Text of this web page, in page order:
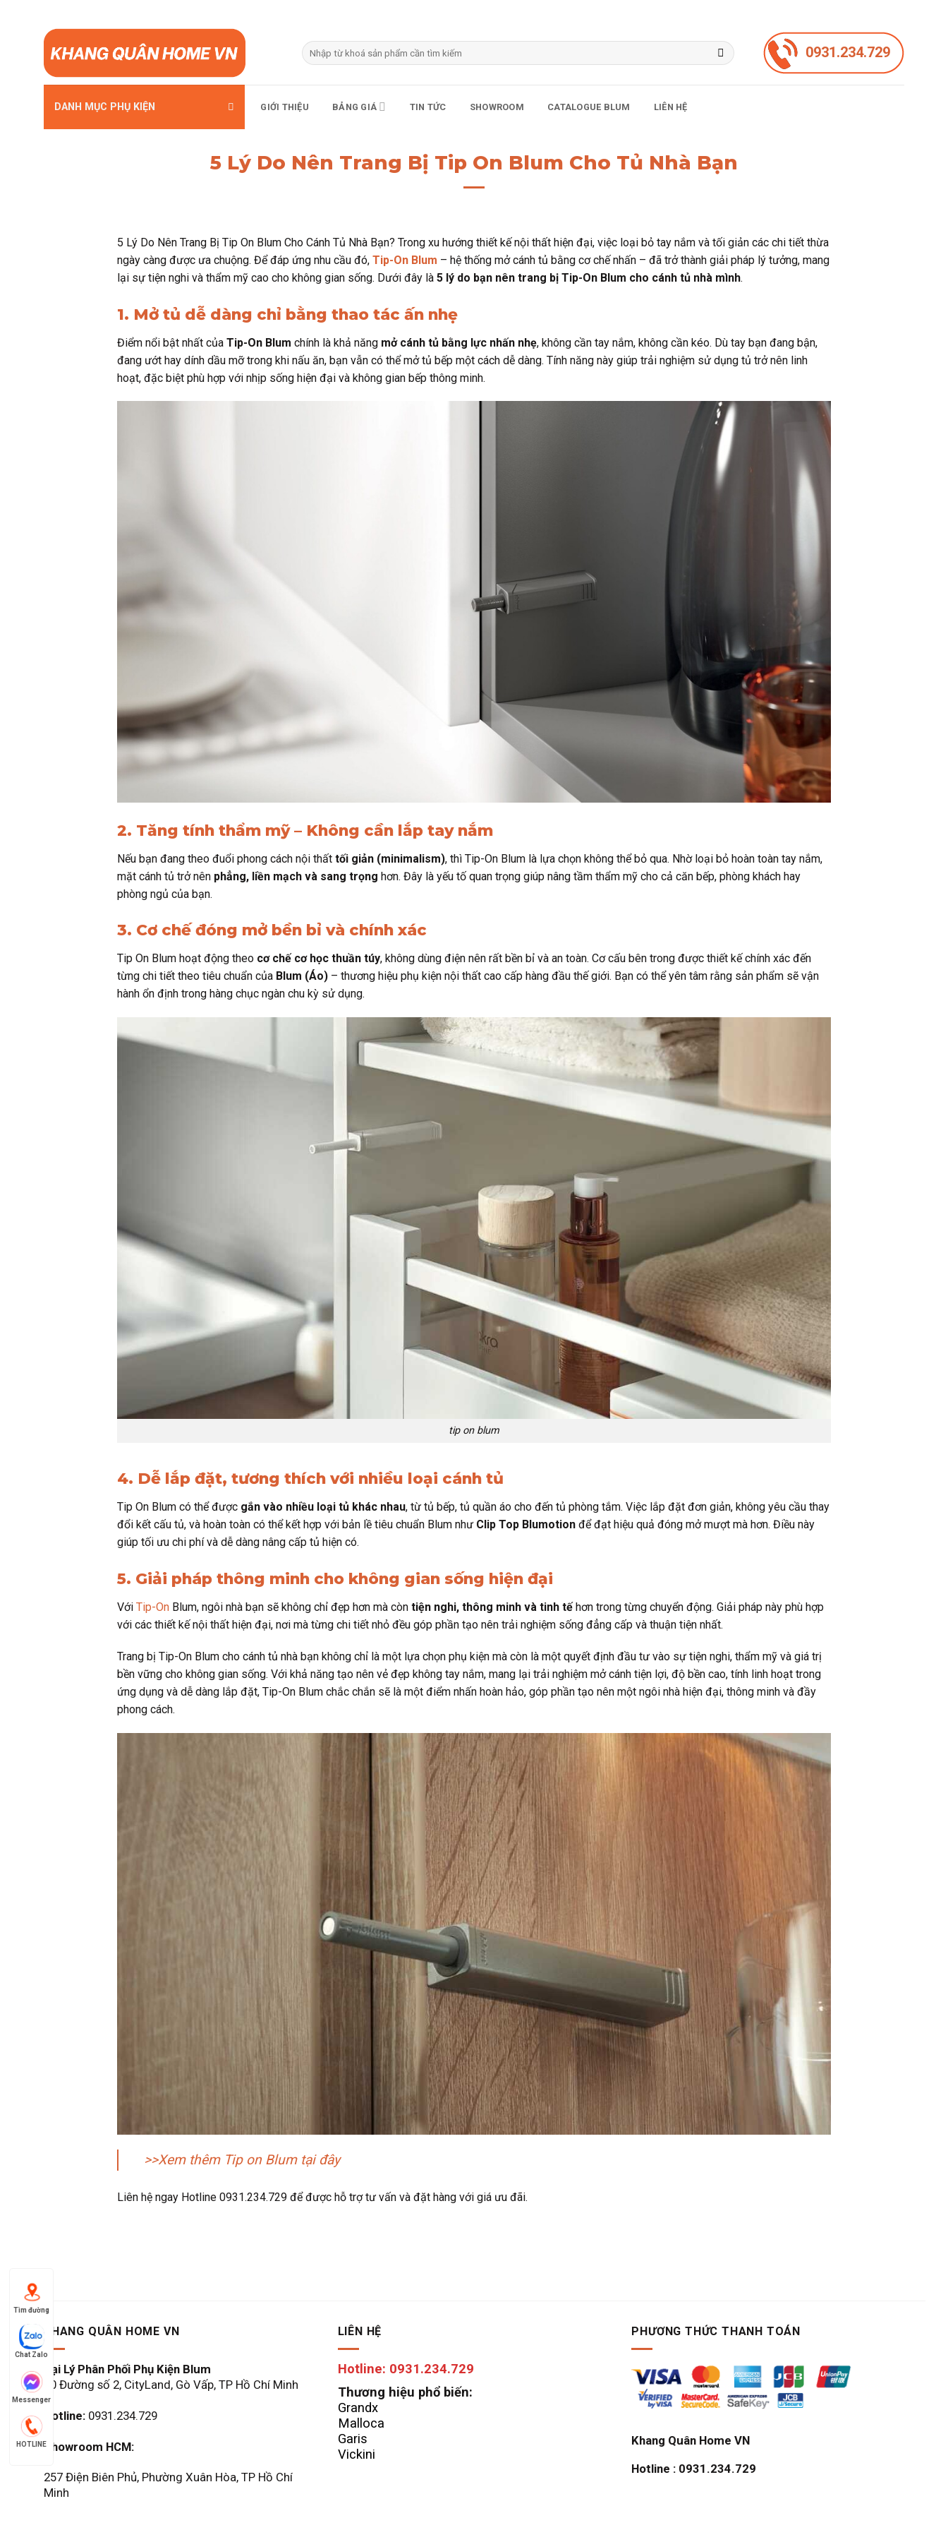
dung
Tìm
kiếm:
0931.234.729
DANH MỤC PHỤ KIỆN GIỚI THIỆU BẢNG GIÁ TIN TỨC SHOWROOM CATALOGUE BLUM LIÊN HỆ
5 Lý Do Nên Trang Bị Tip On Blum Cho Tủ Nhà Bạn
5 Lý Do Nên Trang Bị Tip On Blum Cho Cánh Tủ Nhà Bạn? Trong xu hướng thiết kế nội thất hiện đại, việc loại bỏ tay nắm và tối giản các chi tiết thừa
ngày càng được ưa chuộng. Để đáp ứng nhu cầu đó,Tip-On Blum – hệ thống mở cánh tủ bằng cơ chế nhấn – đã trở thành giải pháp lý tưởng, mang
lại sự tiện nghi và thẩm mỹ cao cho không gian sống. Dưới đây là5 lý do bạn nên trang bị Tip-On Blum cho cánh tủ nhà mình.
1. Mở tủ dễ dàng chỉ bằng thao tác ấn nhẹ
Điểm nổi bật nhất củaTip-On Blum chính là khả năng mở cánh tủ bằng lực nhấn nhẹ, không cần tay nắm, không cần kéo. Dù tay bạn đang bận,
đang ướt hay dính dầu mỡ trong khi nấu ăn, bạn vẫn có thể mở tủ bếp một cách dễ dàng. Tính năng này giúp trải nghiệm sử dụng tủ trở nên linh
hoạt, đặc biệt phù hợp với nhịp sống hiện đại và không gian bếp thông minh.
2. Tăng tính thẩm mỹ – Không cần lắp tay nắm
Nếu bạn đang theo đuổi phong cách nội thấttối giản (minimalism), thì Tip-On Blum là lựa chọn không thể bỏ qua. Nhờ loại bỏ hoàn toàn tay nắm,
mặt cánh tủ trở nên phẳng, liền mạch và sang trọng hơn. Đây là yếu tố quan trọng giúp nâng tầm thẩm mỹ cho cả căn bếp, phòng khách hay
phòng ngủ của bạn.
3. Cơ chế đóng mở bền bỉ và chính xác
Tip On Blum hoạt động theo cơ chế cơ học thuần túy, không dùng điện nên rất bền bỉ và an toàn. Cơ cấu bên trong được thiết kế chính xác đến
từng chi tiết theo tiêu chuẩn của Blum (Áo) – thương hiệu phụ kiện nội thất cao cấp hàng đầu thế giới. Bạn có thể yên tâm rằng sản phẩm sẽ vận
hành ổn định trong hàng chục ngàn chu kỳ sử dụng.
tip on blum
4. Dễ lắp đặt, tương thích với nhiều loại cánh tủ
Tip On Blum có thể được gắn vào nhiều loại tủ khác nhau, từ tủ bếp, tủ quần áo cho đến tủ phòng tắm. Việc lắp đặt đơn giản, không yêu cầu thay
đổi kết cấu tủ, và hoàn toàn có thể kết hợp với bản lề tiêu chuẩn Blum như Clip Top Blumotion để đạt hiệu quả đóng mở mượt mà hơn. Điều này
giúp tối ưu chi phí và dễ dàng nâng cấp tủ hiện có.
5. Giải pháp thông minh cho không gian sống hiện đại
VớiTip-On Blum, ngôi nhà bạn sẽ không chỉ đẹp hơn mà còntiện nghi, thông minh và tinh tếhơn trong từng chuyển động. Giải pháp này phù hợp
với các thiết kế nội thất hiện đại, nơi mà từng chi tiết nhỏ đều góp phần tạo nên trải nghiệm sống đẳng cấp và thuận tiện nhất.
Trang bị Tip-On Blum cho cánh tủ nhà bạn không chỉ là một lựa chọn phụ kiện mà còn là một quyết định đầu tư vào sự tiện nghi, thẩm mỹ và giá trị
bền vững cho không gian sống. Với khả năng tạo nên vẻ đẹp không tay nắm, mang lại trải nghiệm mở cánh tiện lợi, độ bền cao, tính linh hoạt trong
ứng dụng và dễ dàng lắp đặt, Tip-On Blum chắc chắn sẽ là một điểm nhấn hoàn hảo, góp phần tạo nên một ngôi nhà hiện đại, thông minh và đầy
phong cách.
>>Xem thêm Tip on Blum tại đây
Liên hệ ngay Hotline 0931.234.729 để được hỗ trợ tư vấn và đặt hàng với giá ưu đãi.
KHANG QUÂN HOME VN
Đại Lý Phân Phối Phụ Kiện Blum
60 Đường số 2, CityLand, Gò Vấp, TP Hồ Chí Minh
Hotline: 0931.234.729
Showroom HCM:
257 Điện Biên Phủ, Phường Xuân Hòa, TP Hồ Chí
Minh
LIÊN HỆ
Hotline: 0931.234.729
Thương hiệu phổ biến:
Grandx
Malloca
Garis
Vickini
PHƯƠNG THỨC THANH TOÁN
Khang Quân Home VN
Hotline : 0931.234.729
Tìm đường
Chat Zalo
Messenger
HOTLINE